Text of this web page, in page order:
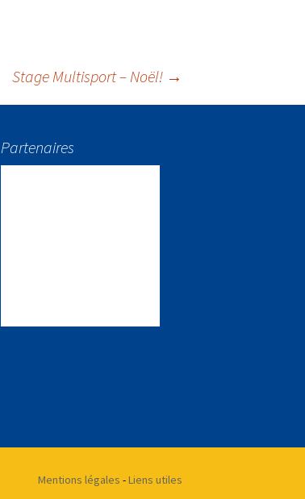
Stage Multisport – Noël! →
Partenaires
Mentions légales -Liens utiles